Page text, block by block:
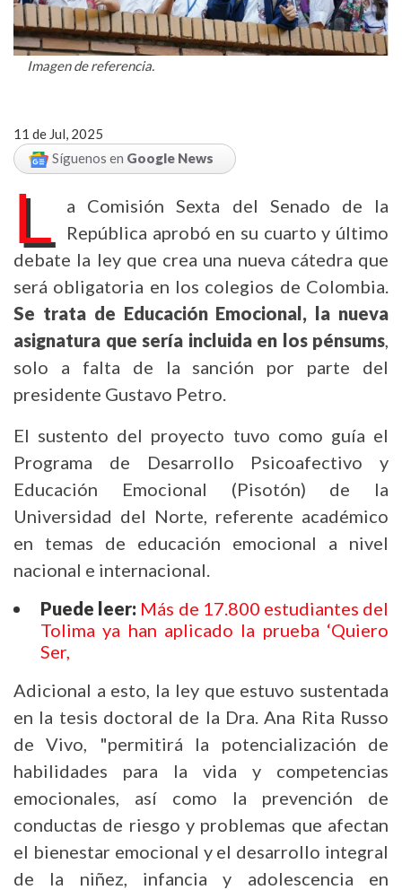
Imagen de referencia.
11 de Jul, 2025
Síguenos en Google News
L
a Comisión Sexta del Senado de la
República aprobó en su cuarto y último
debate la ley que crea una nueva cátedra que
será obligatoria en los colegios de Colombia.
Se trata de Educación Emocional, la nueva
asignatura que sería incluida en los pénsums,
solo a falta de la sanción por parte del
presidente Gustavo Petro.
El sustento del proyecto tuvo como guía el
Programa de Desarrollo Psicoafectivo y
Educación Emocional (Pisotón) de la
Universidad del Norte, referente académico
en temas de educación emocional a nivel
nacional e internacional.
Puede leer: Más de 17.800 estudiantes del
Tolima ya han aplicado la prueba ‘Quiero
Ser,
Adicional a esto, la ley que estuvo sustentada
en la tesis doctoral de la Dra. Ana Rita Russo
de Vivo, "permitirá la potencialización de
habilidades para la vida y competencias
emocionales, así como la prevención de
conductas de riesgo y problemas que afectan
el bienestar emocional y el desarrollo integral
de la niñez, infancia y adolescencia en